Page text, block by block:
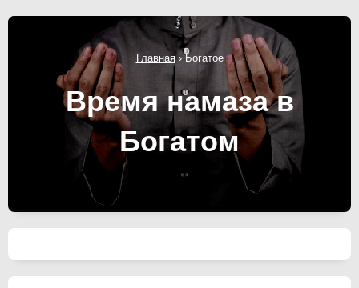
Главная›Богатое
Время намаза в
Богатом